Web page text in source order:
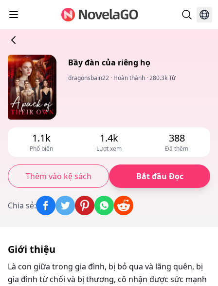
Bầy đàn của riêng họ
dragonsbain22 · Hoàn thành ·280.3k Từ
1.1k
Phổ biến
1.4k
Lượt xem
388
Đã thêm
Thêm vào kệ sách Bắt đầu Đọc
Chia sẻ:
Giới thiệu
Là con giữa trong gia đình, bị bỏ qua và lãng quên, bị
gia đình từ chối và bị thương, cô nhận được sức mạnh